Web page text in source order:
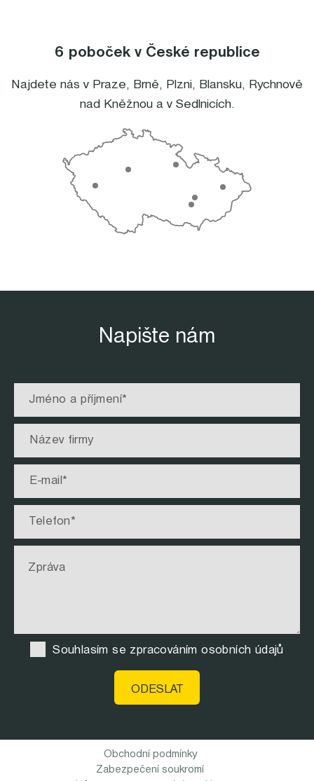
6 poboček v České republice
Najdete nás v Praze, Brně, Plzni, Blansku,
Rychnově
nad Kněžnoua v Sedlnicích.
Napište nám
Souhlasím se zpracováním osobních údajů
Obchodní podmínky
Zabezpečení soukromí